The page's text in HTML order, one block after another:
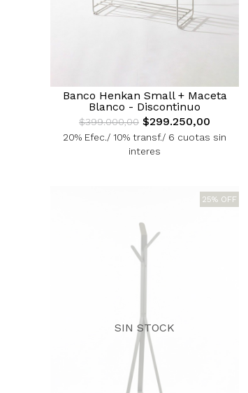
Banco Henkan Small + Maceta
Blanco - Discontinuo
$399.000,00 $299.250,00
20% Efec./ 10% transf./ 6 cuotas sin
interes
25% OFF
SIN STOCK